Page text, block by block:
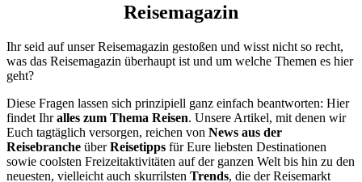
Reisemagazin
Ihr seid auf unser Reisemagazin gestoßen und wisst nicht so recht,
was das Reisemagazin überhaupt ist und um welche Themen es hier
geht?
Diese Fragen lassen sich prinzipiell ganz einfach beantworten: Hier
findet Ihralles zum Thema Reisen. Unsere Artikel, mit denen wir
Euch tagtäglich versorgen, reichen von News aus der
Reisebranche überReisetipps für Eure liebsten Destinationen
sowie coolsten Freizeitaktivitäten auf der ganzen Welt bis hin zu den
neuesten, vielleicht auch skurrilsten Trends, die der Reisemarkt